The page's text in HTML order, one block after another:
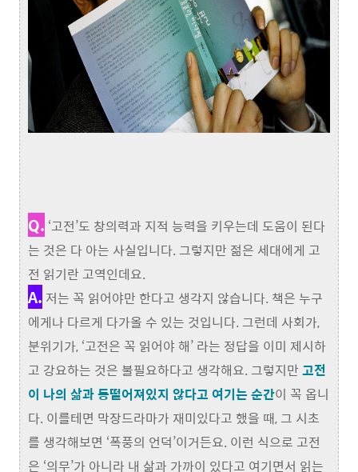
Q. ‘고전’도 창의력과 지적 능력을 키우는데 도움이 된다
는 것은 다 아는 사실입니다. 그렇지만 젊은 세대에게 고
전 읽기란 고역인데요.
A. 저는 꼭 읽어야만 한다고 생각지 않습니다. 책은 누구
에게나 다르게 다가올 수 있는 것입니다. 그런데 사회가,
분위기가, ‘고전은 꼭 읽어야 해’ 라는 정답을 이미 제시하
고 강요하는 것은 불필요하다고 생각해요. 그렇지만 고전
이 나의 삶과 동떨어져있지 않다고 여기는 순간이 꼭 옵니
다. 이를테면 막장드라마가 재미있다고 했을 때, 그 시초
를 생각해보면 ‘폭풍의 언덕’이거든요. 이런 식으로 고전
은 ‘의무’가 아니라 내 삶과 가까이 있다고 여기면서 읽는